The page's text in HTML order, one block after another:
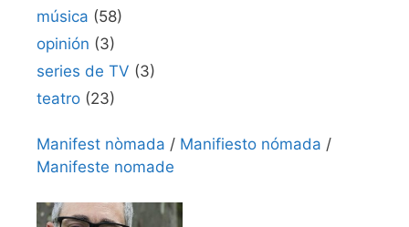
música (58)
opinión (3)
series de TV (3)
teatro (23)
Manifest nòmada / Manifiesto nómada /
Manifeste nomade